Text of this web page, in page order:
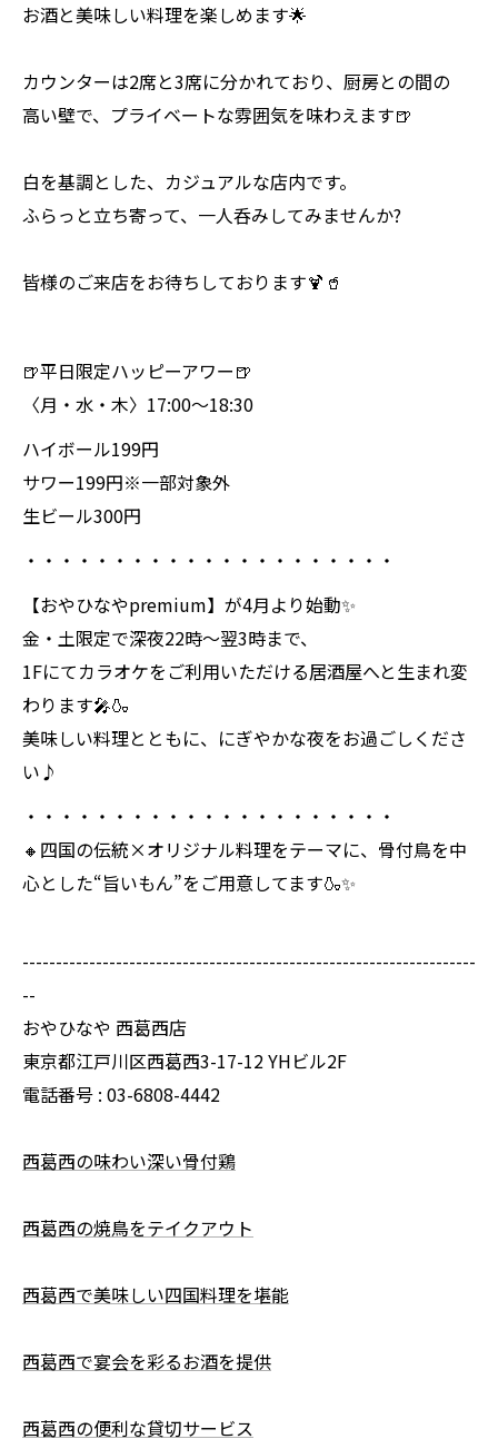
お酒と美味しい料理を楽しめます🌟
カウンターは2席と3席に分かれており、厨房との間の
高い壁で、プライベートな雰囲気を味わえます🍺
白を基調とした、カジュアルな店内です。
ふらっと立ち寄って、一人呑みしてみませんか?
皆様のご来店をお待ちしております🍹🥤
🍺平日限定ハッピーアワー🍺
〈月・水・木〉17:00～18:30
ハイボール199円
サワー199円※一部対象外
生ビール300円
・・・・・・・・・・・・・・・・・・・・・
【おやひなやpremium】が4月より始動✨
金・土限定で深夜22時～翌3時まで、
1Fにてカラオケをご利用いただける居酒屋へと生まれ変
わります🎤🍶
美味しい料理とともに、にぎやかな夜をお過ごしくださ
い♪
・・・・・・・・・・・・・・・・・・・・・
🔸四国の伝統×オリジナル料理をテーマに、骨付鳥を中
心とした“旨いもん”をご用意してます🍶✨
--------------------------------------------------------------------
--
おやひなや 西葛西店
東京都江戸川区西葛西3-17-12 YHビル2F
電話番号 : 03-6808-4442
西葛西の味わい深い骨付鶏
西葛西の焼鳥をテイクアウト
西葛西で美味しい四国料理を堪能
西葛西で宴会を彩るお酒を提供
西葛西の便利な貸切サービス